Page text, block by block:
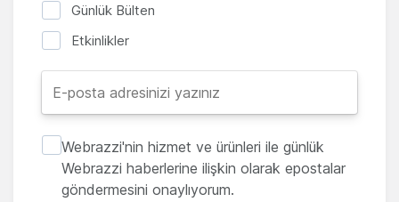
Günlük Bülten
Etkinlikler
Webrazzi'nin hizmet ve ürünleri ile günlük
Webrazzi haberlerine ilişkin olarak epostalar
göndermesini onaylıyorum.